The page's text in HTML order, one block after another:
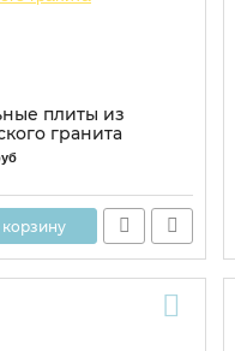
плиты из
гранита
корзину